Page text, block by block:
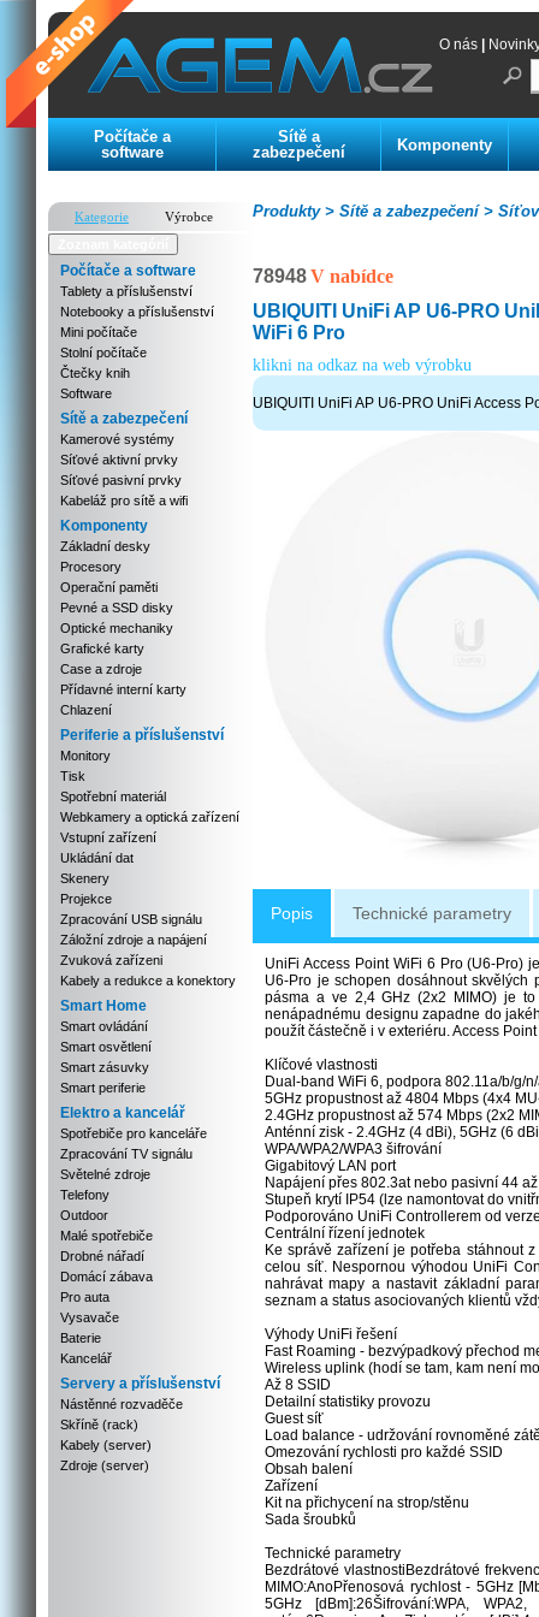
O nás
Počítače a
software
Sítě a
zabezpečení
Komponenty
Kategorie
Výrobce
Počítače a software
Tablety a příslušenství
Notebooky a příslušenství
Mini počítače
Stolní počítače
Čtečky knih
Software
Sítě a zabezpečení
Kamerové systémy
Síťové aktivní prvky
Síťové pasivní prvky
Kabeláž pro sítě a wifi
Komponenty
Základní desky
Procesory
Operační paměti
Pevné a SSD disky
Optické mechaniky
Grafické karty
Case a zdroje
Přídavné interní karty
Chlazení
Periferie a příslušenství
Monitory
Tisk
Spotřební materiál
Webkamery a optická zařízení
Vstupní zařízení
Ukládání dat
Skenery
Projekce
Zpracování USB signálu
Záložní zdroje a napájení
Zvuková zařízeni
Kabely a redukce a konektory
Smart Home
Smart ovládání
Smart osvětlení
Smart zásuvky
Smart periferie
Elektro a kancelář
Spotřebiče pro kanceláře
Zpracování TV signálu
Světelné zdroje
Telefony
Outdoor
Malé spotřebiče
Drobné nářadí
Domácí zábava
Pro auta
Vysavače
Baterie
Kancelář
Servery a příslušenství
Nástěnné rozvaděče
Skříně (rack)
Kabely (server)
Zdroje (server)
Sítě a zabezpečení >
Produkty >
78948V nabídce
UBIQUITI UniFi AP U6-PRO
WiFi 6 Pro
klikni na odkaz na web výrobku
UBIQUITI UniFi AP U6-PRO UniFi Access
Popis Technické parametry
UniFi Access Point WiFi 6 Pro (U6-Pro)
U6-Pro je schopen dosáhnout
pásma a ve 2,4 GHz (2x2 MIMO) je
nenápadnému designu zapadne do
použít částečně i v exteriéru. Access
Klíčové vlastnosti
Dual-band WiFi 6, podpora 802.11a/b/g/
5GHz propustnost až 4804 Mbps (4x4
2.4GHz propustnost až 574 Mbps (2x2
Anténní zisk - 2.4GHz (4 dBi), 5GHz (6
WPA/WPA2/WPA3 šifrování
Gigabitový LAN port
Napájení přes 802.3at nebo pasivní 44
Stupeň krytí IP54 (lze namontovat do
Podporováno UniFi Controllerem od
Centrální řízení jednotek
Ke správě zařízení je potřeba stáhnout
celou síť. Nespornou výhodou UniFi
nahrávat mapy a nastavit základní
seznam a status asociovaných klientů
Výhody UniFi řešení
Fast Roaming - bezvýpadkový přechod
Wireless uplink (hodí se tam, kam není
Až 8 SSID
Detailní statistiky provozu
Guest síť
Load balance - udržování rovnoměné
Omezování rychlosti pro každé SSID
Obsah balení
Zařízení
Kit na přichycení na strop/stěnu
Sada šroubků
Technické parametry
Bezdrátové vlastnostiBezdrátové
MIMO:AnoPřenosová rychlost - 5GHz
5GHz [dBm]:26Šifrování:WPA,